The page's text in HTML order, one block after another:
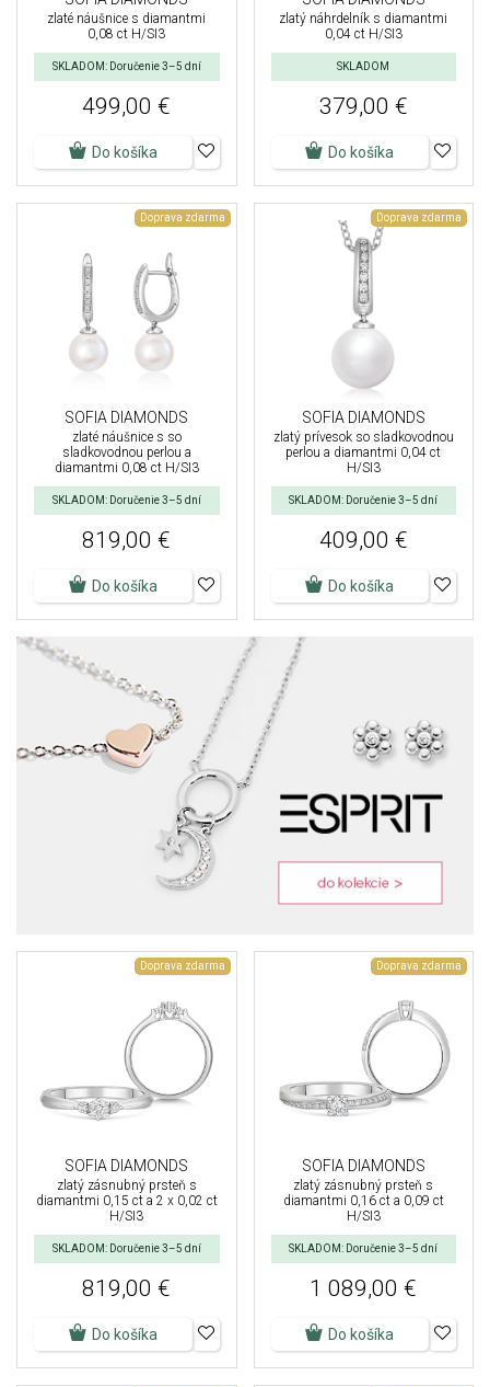
zlaté náušnice s diamantmi
0,08 ct H/SI3
SKLADOM: Doručenie 3–5 dní
499,00 €
Do košíka
zlatý náhrdelník s diamantmi
0,04 ct H/SI3
SKLADOM
379,00 €
Do košíka
Doprava zdarma
SOFIA DIAMONDS
zlaté náušnice s so
sladkovodnou perlou a
diamantmi 0,08 ct H/SI3
SKLADOM: Doručenie 3–5 dní
819,00 €
Do košíka
Doprava zdarma
SOFIA DIAMONDS
zlatý prívesok so sladkovodnou
perlou a diamantmi 0,04 ct
H/SI3
SKLADOM: Doručenie 3–5 dní
409,00 €
Do košíka
Doprava zdarma
SOFIA DIAMONDS
zlatý zásnubný prsteň s
diamantmi 0,15 ct a 2 x 0,02 ct
H/SI3
SKLADOM: Doručenie 3–5 dní
819,00 €
Do košíka
Doprava zdarma
SOFIA DIAMONDS
zlatý zásnubný prsteň s
diamantmi 0,16 ct a 0,09 ct
H/SI3
SKLADOM: Doručenie 3–5 dní
1 089,00 €
Do košíka